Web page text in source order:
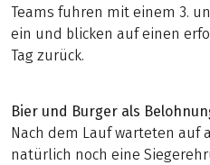
Teams fuhren mit einem 3.
ein und blicken auf einen
Tag zurück.
Bier und Burger als
Nach dem Lauf warteten
natürlich noch eine